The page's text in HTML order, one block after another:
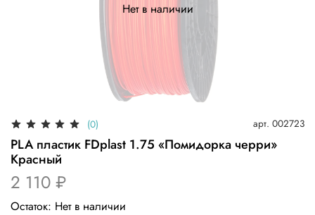
Нет в наличии
(0) арт. 002723
PLA пластик FDplast 1.75 «Помидорка черри»
Красный
2 110 ₽
Остаток: Нет в наличии